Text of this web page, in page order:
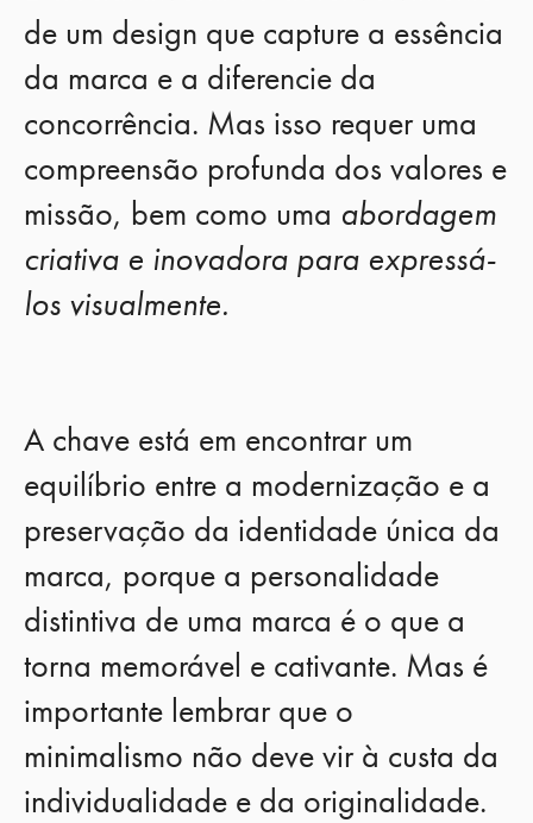
de um design que capture a essência
da marca e a diferencie da
concorrência. Mas isso requer uma
compreensão profunda dos valores e
missão, bem como uma abordagem
criativa e inovadora para expressá-
los visualmente.
A chave está em encontrar um
equilíbrio entre a modernização e a
preservação da identidade única da
marca, porque a personalidade
distintiva de uma marca é o que a
torna memorável e cativante. Mas é
importante lembrar que o
minimalismo não deve vir à custa da
individualidade e da originalidade.